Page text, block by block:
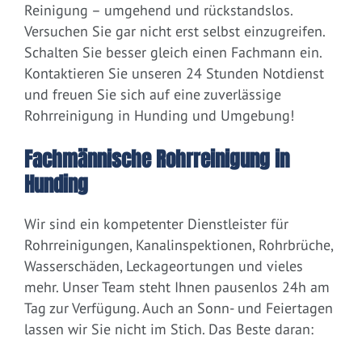
Reinigung – umgehend und rückstandslos.
Versuchen Sie gar nicht erst selbst einzugreifen.
Schalten Sie besser gleich einen Fachmann ein.
Kontaktieren Sie unseren 24 Stunden Notdienst
und freuen Sie sich auf eine zuverlässige
Rohrreinigung in Hunding und Umgebung!
Fachmännische Rohrreinigung in
Hunding
Wir sind ein kompetenter Dienstleister für
Rohrreinigungen, Kanalinspektionen, Rohrbrüche,
Wasserschäden, Leckageortungen und vieles
mehr. Unser Team steht Ihnen pausenlos 24h am
Tag zur Verfügung. Auch an Sonn- und Feiertagen
lassen wir Sie nicht im Stich. Das Beste daran: